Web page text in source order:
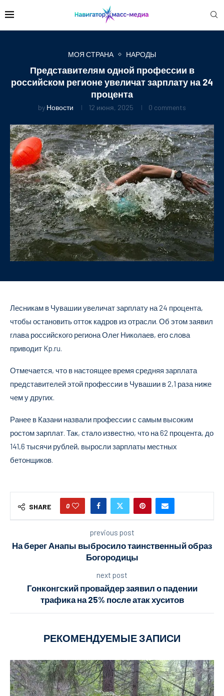
МОЯ СТРАНА НАРОДЫ
Представителям одной профессии в
российском регионе увеличат зарплату на 24
процента
by Новости 12 июня, 2025 0 comments
Лесникам в Чувашии увеличат зарплату на 24 процента,
чтобы остановить отток кадров из отрасли. Об этом заявил
глава российского региона Олег Николаев, его слова
приводит Kp.ru.
Отмечается, что в настоящее время средняя зарплата
представителей этой профессии в Чувашии в 2,1 раза ниже
чем у других.
Ранее в Казани назвали профессии с самым высоким
ростом зарплат. Так, стало известно, что на 62 процента, до
141,6 тысячи рублей, выросли зарплаты местных
бетонщиков.
SHARE 0
previous post
На берег Анапы выбросило таинственный образ
Богородицы
next post
Гонконгский провайдер заявил о падении
трафика на 25% после атак хуситов
РЕКОМЕНДУЕМЫЕ ЗАПИСИ